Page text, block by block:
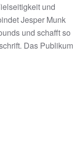
und
Jesper Munk
und schafft so
Das Publikum